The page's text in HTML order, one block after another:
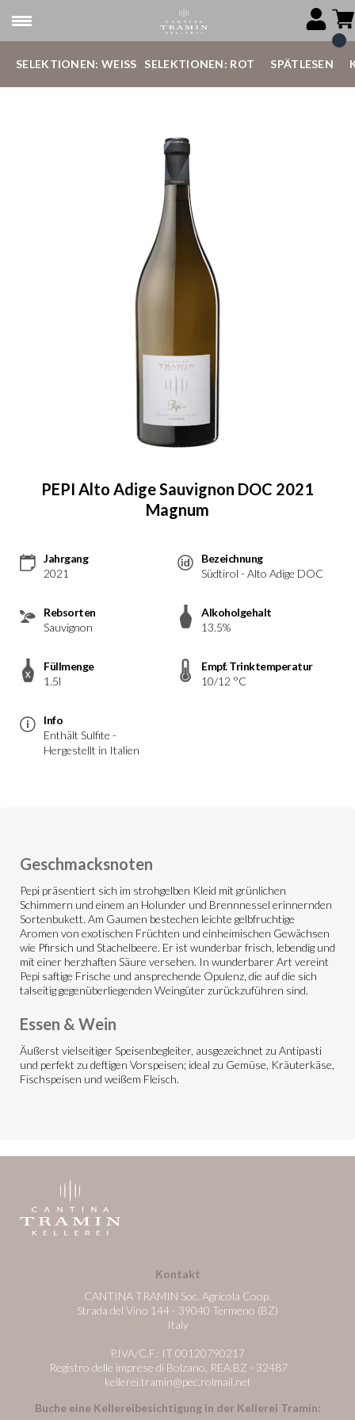
SELEKTIONEN: WEISS SELEKTIONEN: ROT SPÄTLESEN
PEPI Alto Adige Sauvignon DOC 2021
Magnum
Jahrgang
2021
Bezeichnung
Südtirol - Alto Adige DOC
Rebsorten
Sauvignon
Alkoholgehalt
13.5%
Füllmenge
1.5l
Empf. Trinktemperatur
10/12 °C
Info
Enthält Sulfite -
Hergestellt in Italien
Geschmacksnoten
Pepi präsentiert sich im strohgelben Kleid mit grünlichen
Schimmern und einem an Holunder und Brennnessel erinnernden
Sortenbukett. Am Gaumen bestechen leichte gelbfruchtige
Aromen von exotischen Früchten und einheimischen Gewächsen
wie Pfirsich und Stachelbeere. Er ist wunderbar frisch, lebendig und
mit einer herzhaften Säure versehen. In wunderbarer Art vereint
Pepi saftige Frische und ansprechende Opulenz, die auf die sich
talseitig gegenüberliegenden Weingüter zurückzuführen sind.
Essen & Wein
Äußerst vielseitiger Speisenbegleiter, ausgezeichnet zu Antipasti
und perfekt zu deftigen Vorspeisen; ideal zu Gemüse, Kräuterkäse,
Fischspeisen und weißem Fleisch.
Kontakt
CANTINA TRAMIN Soc. Agricola Coop.
Strada del Vino 144 - 39040 Termeno (BZ)
Italy
P.IVA/C.F.: IT 00120790217
Registro delle imprese di Bolzano, REA:BZ - 32487
kellerei.tramin@pec.rolmail.net
Buche eine Kellereibesichtigung in der Kellerei Tramin: